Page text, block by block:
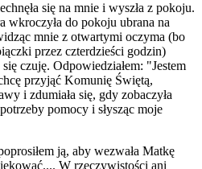
się na mnie i wyszła z pokoju.
wkroczyła do pokoju ubrana na
mnie z otwartymi oczyma (bo
przez czterdzieści godzin)
czuję. Odpowiedziałem: "Jestem
przyjąć Komunię Świętą,
i zdumiała się, gdy zobaczyła
pomocy i słysząc moje
ją, aby wezwała Matkę
W rzeczywistości ani